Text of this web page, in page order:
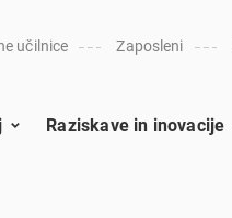
učilnice Zaposleni
Raziskave in inovacije